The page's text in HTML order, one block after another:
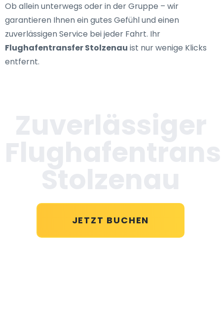
Ob allein unterwegs oder in der Gruppe – wir
garantieren Ihnen ein gutes Gefühl und einen
zuverlässigen Service bei jeder Fahrt. Ihr
Flughafentransfer Stolzenau ist nur wenige Klicks
entfernt.
JETZT BUCHEN